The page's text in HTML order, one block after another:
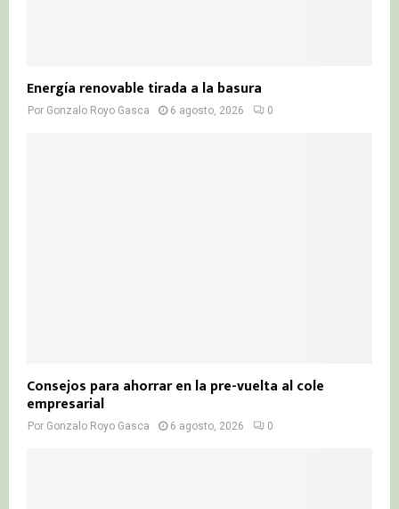
Energía renovable tirada a la basura
Por Gonzalo Royo Gasca 6 agosto, 2026 0
Consejos para ahorrar en la pre-vuelta al cole
empresarial
Por Gonzalo Royo Gasca 6 agosto, 2026 0